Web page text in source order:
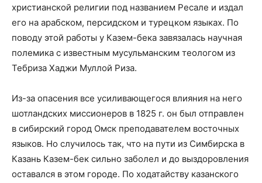
христианской религии под названием Ресале и издал
его на арабском, персидском и турецком языках. По
поводу этой работы у Казем-бека завязалась научная
полемика с известным мусульманским теологом из
Тебриза Хаджи Муллой Риза.
Из-за опасения все усиливающегося влияния на него
шотландских миссионеров в 1825 г. он был отправлен
в сибирский город Омск преподавателем восточных
языков. Но случилось так, что на пути из Симбирска в
Казань Казем-бек сильно заболел и до выздоровления
оставался в этом городе. По ходатайству казанского